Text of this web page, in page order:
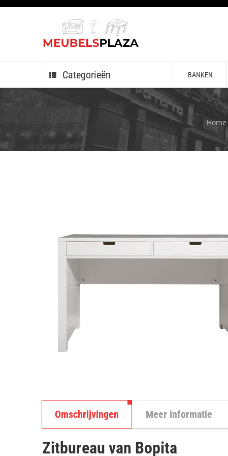
Categorieën BANKEN
Home
Omschrijvingen Meer informatie
Zitbureau van Bopita